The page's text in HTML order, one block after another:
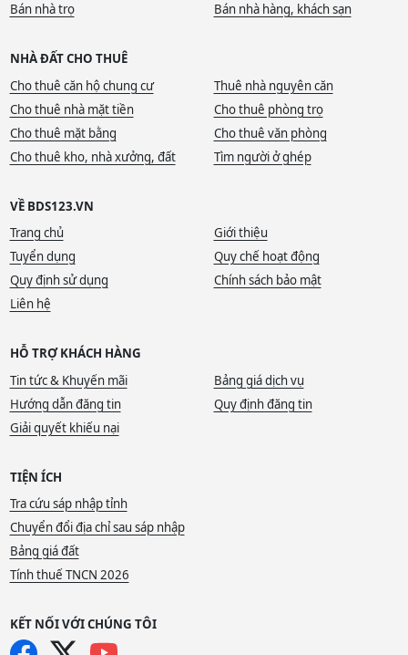
Bán nhà trọ
Bán nhà hàng, khách sạn
NHÀ ĐẤT CHO THUÊ
Cho thuê căn hộ chung cư
Thuê nhà nguyên căn
Cho thuê nhà mặt tiền
Cho thuê phòng trọ
Cho thuê mặt bằng
Cho thuê văn phòng
Cho thuê kho, nhà xưởng, đất
Tìm người ở ghép
VỀ BDS123.VN
Trang chủ
Giới thiệu
Tuyển dụng
Quy chế hoạt động
Quy định sử dụng
Chính sách bảo mật
Liên hệ
HỖ TRỢ KHÁCH HÀNG
Tin tức & Khuyến mãi
Bảng giá dịch vụ
Hướng dẫn đăng tin
Quy định đăng tin
Giải quyết khiếu nại
TIỆN ÍCH
Tra cứu sáp nhập tỉnh
Chuyển đổi địa chỉ sau sáp nhập
Bảng giá đất
Tính thuế TNCN 2026
KẾT NỐI VỚI CHÚNG TÔI